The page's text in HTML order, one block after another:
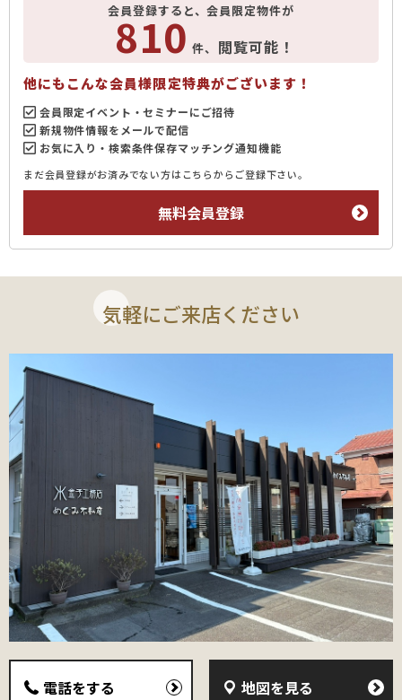
会員登録すると、会員限定物件が
810 件、 閲覧可能！
他にもこんな会員様限定特典がございます！
会員限定イベント・セミナーにご招待
新規物件情報をメールで配信
お気に入り・検索条件保存マッチング通知機能
まだ会員登録がお済みでない方はこちらからご登録下さい。
無料会員登録
気軽にご来店ください
電話をする 地図を見る